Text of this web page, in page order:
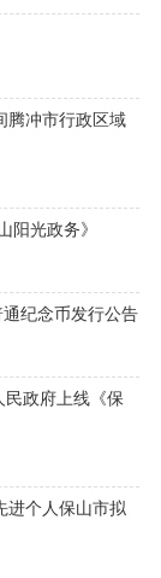
腾冲市行政区域
阳光政务》
纪念币发行公告
政府上线《保
进个人保山市拟